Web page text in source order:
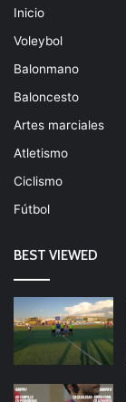
Inicio
Voleybol
Balonmano
Baloncesto
Artes marciales
Atletismo
Ciclismo
Fútbol
BEST VIEWED